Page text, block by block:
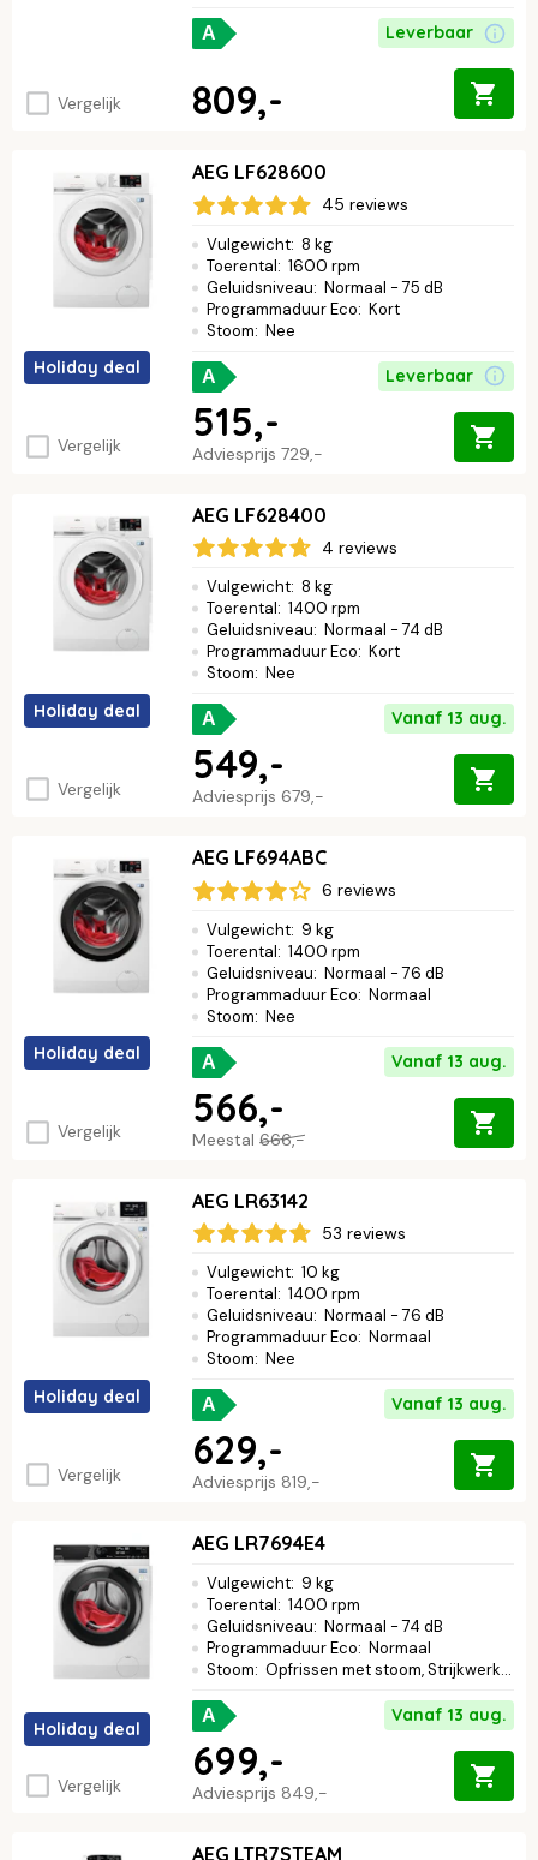
Vergelijk
A Leverbaar
809,-
Holiday deal
Vergelijk
AEG LF628600
45 reviews
Vulgewicht: 8 kg
Toerental: 1600 rpm
Geluidsniveau: Normaal - 75 dB
Programmaduur Eco: Kort
Stoom: Nee
A Leverbaar
Adviesprijs 729,-
515,-
Holiday deal
Vergelijk
AEG LF628400
4 reviews
Vulgewicht: 8 kg
Toerental: 1400 rpm
Geluidsniveau: Normaal - 74 dB
Programmaduur Eco: Kort
Stoom: Nee
A Vanaf 13 aug.
Adviesprijs 679,-
549,-
Holiday deal
Vergelijk
AEG LF694ABC
6 reviews
Vulgewicht: 9 kg
Toerental: 1400 rpm
Geluidsniveau: Normaal - 76 dB
Programmaduur Eco: Normaal
Stoom: Nee
A Vanaf 13 aug.
Meestal 666,-
566,-
Holiday deal
Vergelijk
AEG LR63142
53 reviews
Vulgewicht: 10 kg
Toerental: 1400 rpm
Geluidsniveau: Normaal - 76 dB
Programmaduur Eco: Normaal
Stoom: Nee
A Vanaf 13 aug.
Adviesprijs 819,-
629,-
Holiday deal
Vergelijk
AEG LR7694E4
Vulgewicht: 9 kg
Toerental: 1400 rpm
Geluidsniveau: Normaal - 74 dB
Programmaduur Eco: Normaal
Stoom: Opfrissen met stoom, Strijkwerk verminderen
A Vanaf 13 aug.
Adviesprijs 849,-
699,-
AEG LTR7STEAM